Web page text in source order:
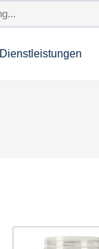
Dienstleistungen